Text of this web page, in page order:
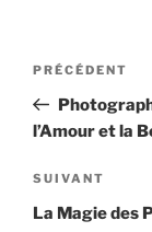
Navigation
l’article
Article
précédent
PRÉCÉDENT
l’Amour et la
Article
suivant
SUIVANT
La Magie des